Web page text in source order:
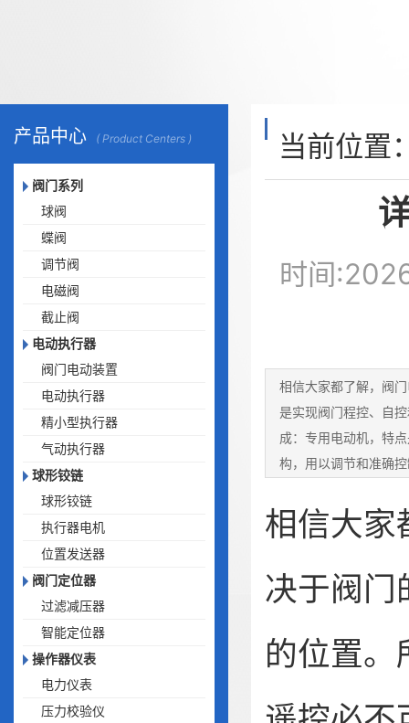
产品中心 ( Product Centers )
阀门系列
球阀
蝶阀
调节阀
电磁阀
截止阀
电动执行器
阀门电动装置
电动执行器
精小型执行器
气动执行器
球形铰链
球形铰链
执行器电机
位置发送器
阀门定位器
过滤减压器
智能定位器
操作器仪表
电力仪表
压力校验仪
当前位置
时间
相信大家都了解，阀
是实现阀门程控、自
成：专用电动机，特
构，用以调节和准确
相信大家
决于阀门
的位置。